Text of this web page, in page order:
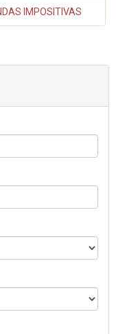
IMPOSITIVAS